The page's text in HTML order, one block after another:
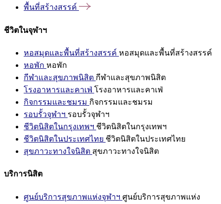
พื้นที่สร้างสรรค์
ชีวิตในจุฬาฯ
หอสมุดและพื้นที่สร้างสรรค์ หอสมุดและพื้นที่สร้างสรรค์
หอพัก หอพัก
กีฬาและสุขภาพนิสิต กีฬาและสุขภาพนิสิต
โรงอาหารและคาเฟ่ โรงอาหารและคาเฟ่
กิจกรรมและชมรม กิจกรรมและชมรม
รอบรั้วจุฬาฯ รอบรั้วจุฬาฯ
ชีวิตนิสิตในกรุงเทพฯ ชีวิตนิสิตในกรุงเทพฯ
ชีวิตนิสิตในประเทศไทย ชีวิตนิสิตในประเทศไทย
สุขภาวะทางใจนิสิต สุขภาวะทางใจนิสิต
บริการนิสิต
ศูนย์บริการสุขภาพแห่งจุฬาฯ ศูนย์บริการสุขภาพแห่ง